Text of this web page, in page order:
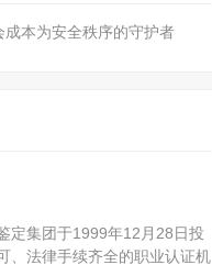
本为安全秩序的守护者
定集团于1999年12月28日投
、法律手续齐全的职业认证机